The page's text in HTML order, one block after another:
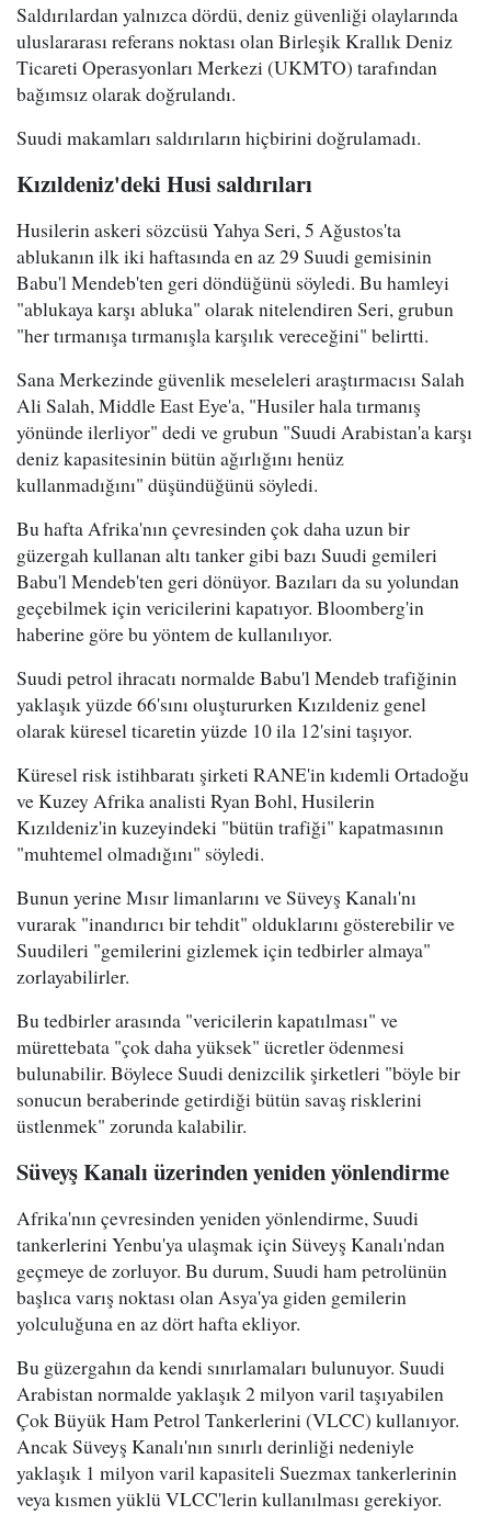
Saldırılardan yalnızca dördü, deniz güvenliği olaylarında
uluslararası referans noktası olan Birleşik Krallık Deniz
Ticareti Operasyonları Merkezi (UKMTO) tarafından
bağımsız olarak doğrulandı.
Suudi makamları saldırıların hiçbirini doğrulamadı.
Kızıldeniz'deki Husi saldırıları
Husilerin askeri sözcüsü Yahya Seri, 5 Ağustos'ta
ablukanın ilk iki haftasında en az 29 Suudi gemisinin
Babu'l Mendeb'ten geri döndüğünü söyledi. Bu hamleyi
"ablukaya karşı abluka" olarak nitelendiren Seri, grubun
"her tırmanışa tırmanışla karşılık vereceğini" belirtti.
Sana Merkezinde güvenlik meseleleri araştırmacısı Salah
Ali Salah, Middle East Eye'a, "Husiler hala tırmanış
yönünde ilerliyor" dedi ve grubun "Suudi Arabistan'a karşı
deniz kapasitesinin bütün ağırlığını henüz
kullanmadığını" düşündüğünü söyledi.
Bu hafta Afrika'nın çevresinden çok daha uzun bir
güzergah kullanan altı tanker gibi bazı Suudi gemileri
Babu'l Mendeb'ten geri dönüyor. Bazıları da su yolundan
geçebilmek için vericilerini kapatıyor. Bloomberg'in
haberine göre bu yöntem de kullanılıyor.
Suudi petrol ihracatı normalde Babu'l Mendeb trafiğinin
yaklaşık yüzde 66'sını oluştururken Kızıldeniz genel
olarak küresel ticaretin yüzde 10 ila 12'sini taşıyor.
Küresel risk istihbaratı şirketi RANE'in kıdemli Ortadoğu
ve Kuzey Afrika analisti Ryan Bohl, Husilerin
Kızıldeniz'in kuzeyindeki "bütün trafiği" kapatmasının
"muhtemel olmadığını" söyledi.
Bunun yerine Mısır limanlarını ve Süveyş Kanalı'nı
vurarak "inandırıcı bir tehdit" olduklarını gösterebilir ve
Suudileri "gemilerini gizlemek için tedbirler almaya"
zorlayabilirler.
Bu tedbirler arasında "vericilerin kapatılması" ve
mürettebata "çok daha yüksek" ücretler ödenmesi
bulunabilir. Böylece Suudi denizcilik şirketleri "böyle bir
sonucun beraberinde getirdiği bütün savaş risklerini
üstlenmek" zorunda kalabilir.
Süveyş Kanalı üzerinden yeniden yönlendirme
Afrika'nın çevresinden yeniden yönlendirme, Suudi
tankerlerini Yenbu'ya ulaşmak için Süveyş Kanalı'ndan
geçmeye de zorluyor. Bu durum, Suudi ham petrolünün
başlıca varış noktası olan Asya'ya giden gemilerin
yolculuğuna en az dört hafta ekliyor.
Bu güzergahın da kendi sınırlamaları bulunuyor. Suudi
Arabistan normalde yaklaşık 2 milyon varil taşıyabilen
Çok Büyük Ham Petrol Tankerlerini (VLCC) kullanıyor.
Ancak Süveyş Kanalı'nın sınırlı derinliği nedeniyle
yaklaşık 1 milyon varil kapasiteli Suezmax tankerlerinin
veya kısmen yüklü VLCC'lerin kullanılması gerekiyor.